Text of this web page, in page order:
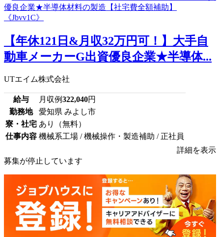
【年休121日&月収32万円可！】大手自
動車メーカーG出資優良企業★半導体...
UTエイム株式会社
給与 月収例322,040円
勤務地
愛知県 みよし市
寮・社宅 あり（無料）
仕事内容 機械系工場 / 機械操作・製造補助 / 正社員
詳細を表示
募集が停止しています